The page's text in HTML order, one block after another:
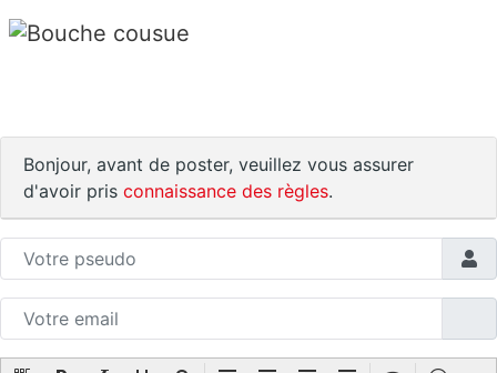
Bonjour, avant de poster, veuillez vous assurer
d'avoir pris connaissance des règles.